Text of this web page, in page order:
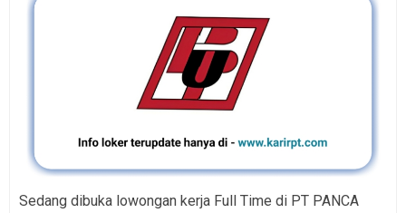
Sedang dibuka lowongan kerja Full Time di PT PANCA